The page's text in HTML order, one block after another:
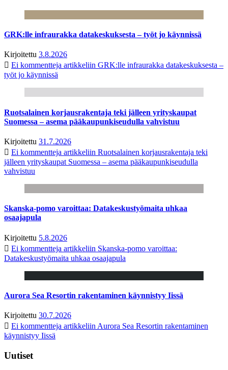
GRK:lle infraurakka datakeskuksesta – työt jo käynnissä
Kirjoitettu 3.8.2026
Ei kommentteja artikkeliin GRK:lle infraurakka datakeskuksesta –
työt jo käynnissä
Ruotsalainen korjausrakentaja teki jälleen yrityskaupat
Suomessa – asema pääkaupunkiseudulla vahvistuu
Kirjoitettu 31.7.2026
Ei kommentteja artikkeliin Ruotsalainen korjausrakentaja teki
jälleen yrityskaupat Suomessa – asema pääkaupunkiseudulla
vahvistuu
Skanska-pomo varoittaa: Datakeskustyömaita uhkaa
osaajapula
Kirjoitettu 5.8.2026
Ei kommentteja artikkeliin Skanska-pomo varoittaa:
Datakeskustyömaita uhkaa osaajapula
Aurora Sea Resortin rakentaminen käynnistyy Iissä
Kirjoitettu 30.7.2026
Ei kommentteja artikkeliin Aurora Sea Resortin rakentaminen
käynnistyy Iissä
Uutiset